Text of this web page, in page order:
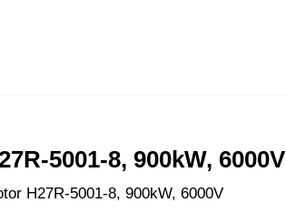
5001-8, 900kW, 6000V
H27R-5001-8, 900kW, 6000V